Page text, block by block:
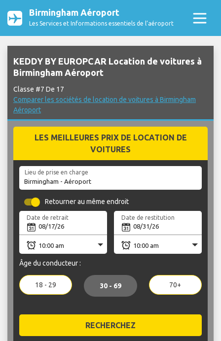
Birmingham Aéroport
Les Services et Informations essentiels de l’aéroport
KEDDY BY EUROPCAR Location de voitures à
Birmingham Aéroport
Classe #7 De 17
Comparer les sociétés de location de voitures à Birmingham
Aéroport
LES MEILLEURES PRIX DE LOCATION DE
VOITURES
Lieu de prise en charge
Retourner au même endroit
Date de retrait Date de restitution
Âge du conducteur :
18 - 29 30 - 69 70+
RECHERCHEZ